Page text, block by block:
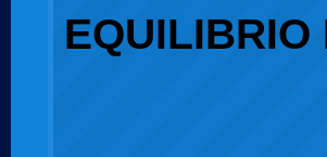
EQUILIBRIO